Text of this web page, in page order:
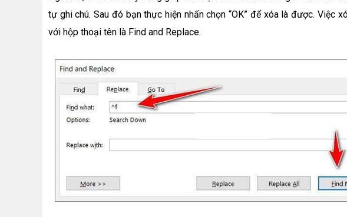
tự ghi chú. Sau đó bạn thực hiện nhấn chọn “OK” để xóa là được. Việc
với hộp thoại tên là Find and Replace.